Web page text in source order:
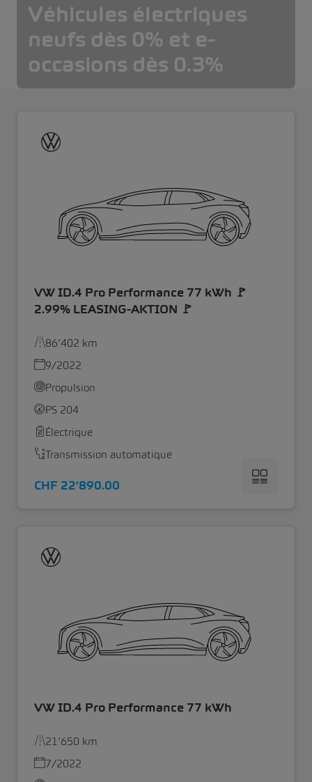
Véhicules électriques
neufs dès 0% et e-
occasions dès 0.3%
VW ID.4 Pro Performance 77 kWh 🚩
2.99% LEASING-AKTION 🚩
86’402 km
9/2022
Propulsion
PS 204
Électrique
Transmission automatique
CHF 22’890.00
VW ID.4 Pro Performance 77 kWh
21’650 km
7/2022